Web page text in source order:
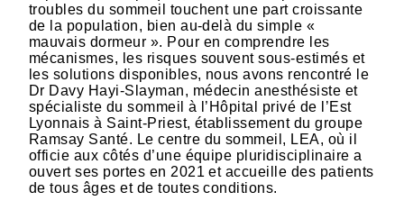
troubles du sommeil touchent une part croissante
de la population, bien au-delà du simple «
mauvais dormeur ». Pour en comprendre les
mécanismes, les risques souvent sous-estimés et
les solutions disponibles, nous avons rencontré le
Dr Davy Hayi-Slayman, médecin anesthésiste et
spécialiste du sommeil à l’Hôpital privé de l’Est
Lyonnais à Saint-Priest, établissement du groupe
Ramsay Santé. Le centre du sommeil, LEA, où il
officie aux côtés d’une équipe pluridisciplinaire a
ouvert ses portes en 2021 et accueille des patients
de tous âges et de toutes conditions.